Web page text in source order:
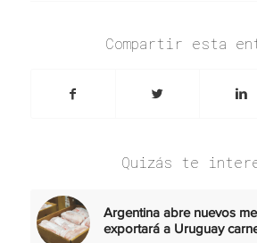
Compartir esta
Quizás te
Argentina abre nuevos
exportará a Uruguay